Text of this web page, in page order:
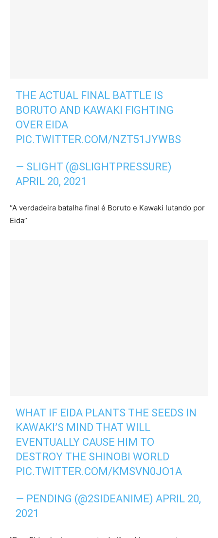
THE ACTUAL FINAL BATTLE IS
BORUTO AND KAWAKI FIGHTING
OVER EIDA
PIC.TWITTER.COM/NZT51JYWBS
— SLIGHT (@SLIGHTPRESSURE)
APRIL 20, 2021
“A verdadeira batalha final é Boruto e Kawaki lutando por
Eida”
WHAT IF EIDA PLANTS THE SEEDS IN
KAWAKI’S MIND THAT WILL
EVENTUALLY CAUSE HIM TO
DESTROY THE SHINOBI WORLD
PIC.TWITTER.COM/KMSVN0JO1A
— PENDING (@2SIDEANIME)APRIL 20,
2021